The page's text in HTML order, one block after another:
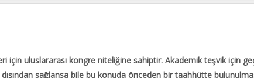
uluslararası kongre niteliğine sahiptir. Akademik teşvik için
sağlansa bile bu konuda önceden bir taahhütte